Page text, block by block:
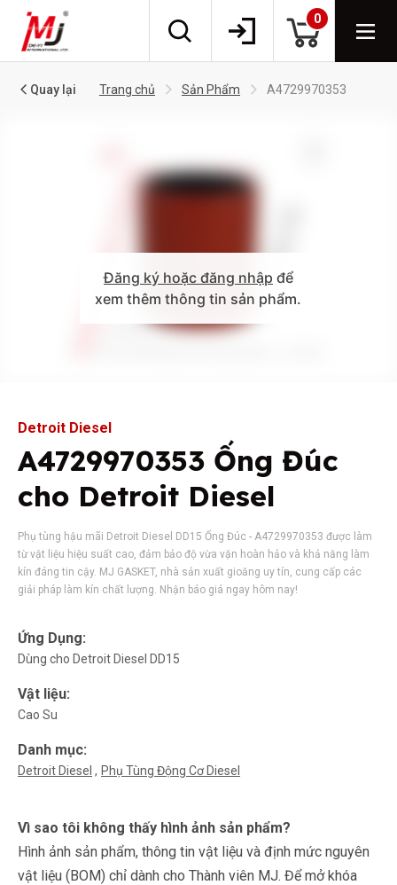
0
Quay lại Trang chủ Sản Phẩm A4729970353
Đăng ký hoặc đăng nhập để
xem thêm thông tin sản phẩm.
Detroit Diesel
A4729970353 Ống Đúc
cho Detroit Diesel
Phụ tùng hậu mãi Detroit Diesel DD15 Ống Đúc - A4729970353 được làm
từ vật liệu hiệu suất cao, đảm bảo độ vừa vặn hoàn hảo và khả năng làm
kín đáng tin cậy. MJ GASKET, nhà sản xuất gioăng uy tín, cung cấp các
giải pháp làm kín chất lượng. Nhận báo giá ngay hôm nay!
Ứng Dụng:
Dùng cho Detroit Diesel DD15
Vật liệu:
Cao Su
Danh mục:
Detroit Diesel Phụ Tùng Động Cơ Diesel
Vì sao tôi không thấy hình ảnh sản phẩm?
Hình ảnh sản phẩm, thông tin vật liệu và định mức nguyên
vật liệu (BOM) chỉ dành cho Thành viên MJ. Để mở khóa